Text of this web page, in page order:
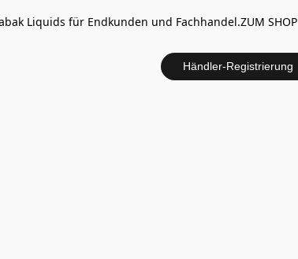
Liquids für Endkunden und Fachhandel.ZUM SHOP
Händler-Registrierung